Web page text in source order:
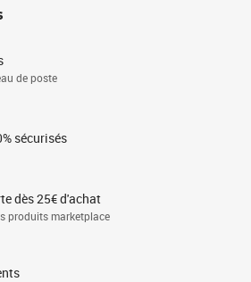
de poste
sécurisés
dès 25€ d'achat
produits marketplace